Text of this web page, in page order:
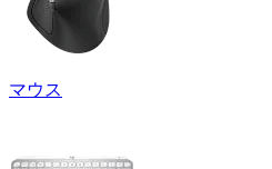
マウス